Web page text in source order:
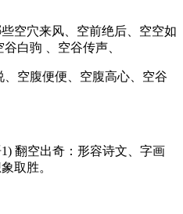
空穴来风、空前绝后、空空如
白驹 、空谷传声、
空腹便便、空腹高心、空谷
翻空出奇：形容诗文、字画
取胜。